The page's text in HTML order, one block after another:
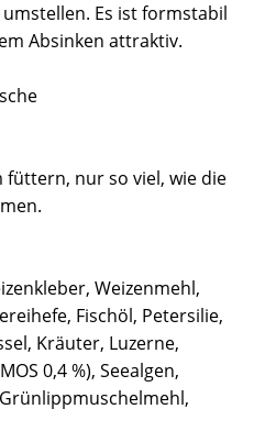
Es ist formstabil
Absinken attraktiv.
nur so viel, wie die
Weizenmehl,
Fischöl, Petersilie,
Kräuter, Luzerne,
0,4 %), Seealgen,